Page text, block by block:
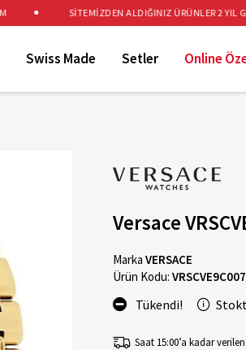
SİTEMİZDEN ALDIĞINIZ ÜRÜNLER 2 YIL
Swiss Made Setler Online
Versace
Marka VERSACE
Ürün Kodu:
Tükendi!
Saat 15:00’a kadar